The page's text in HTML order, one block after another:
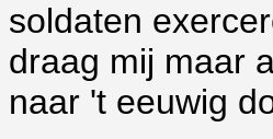
soldaten
draag mij maar
naar 't eeuwig